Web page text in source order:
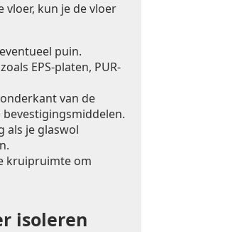
kun je de vloer
puin.
EPS-platen, PUR-
van de
als je glaswol
kruipruimte om
isoleren